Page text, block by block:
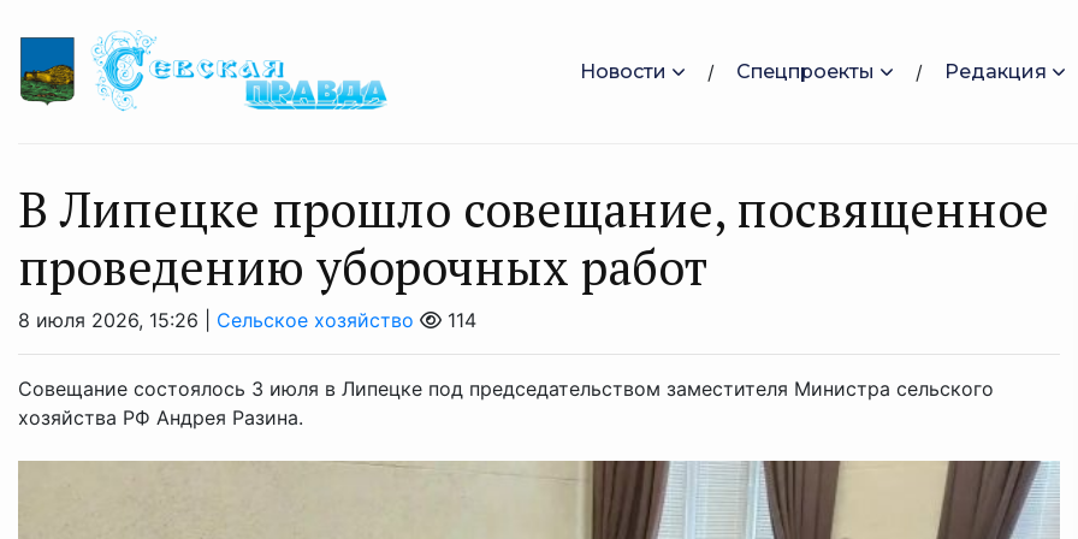
Новости Спецпроекты Редакция
В Липецке прошло совещание, посвященное
проведению уборочных работ
8 июля 2026, 15:26 | Сельское хозяйство 114
Совещание состоялось 3 июля в Липецке под председательством заместителя Министра сельского
хозяйства РФ Андрея Разина.